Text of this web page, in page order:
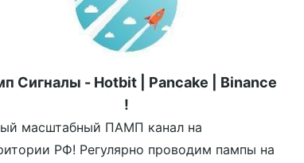
Сигналы - Hotbit | Pancake | Binance
!
масштабный ПАМП канал на
РФ! Регулярно проводим пампы на